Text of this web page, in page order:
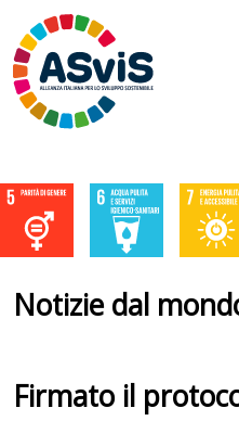
Notizie dal
Firmato il